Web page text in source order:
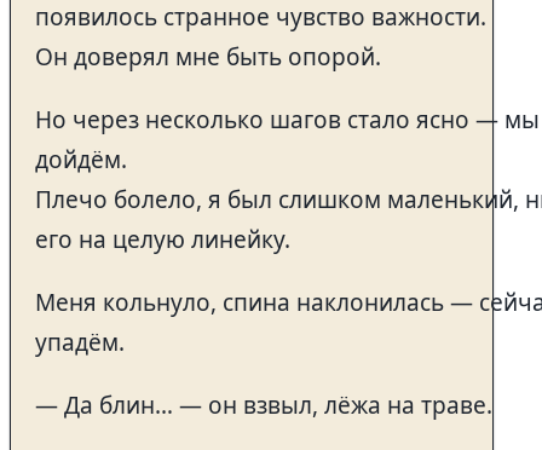
появилось странное чувство важности.
Он доверял мне быть опорой.
Но через несколько шагов стало ясно —
дойдём.
Плечо болело, я был слишком маленький,
его на целую линейку.
Меня кольнуло, спина наклонилась —
упадём.
— Да блин… — он взвыл, лёжа на траве.